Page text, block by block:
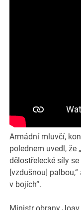
Armádní mluvčí,
polednem uvedl, že
dělostřelecké síly
[vzdušnou]
v bojích“.
Ministr obrany Joav